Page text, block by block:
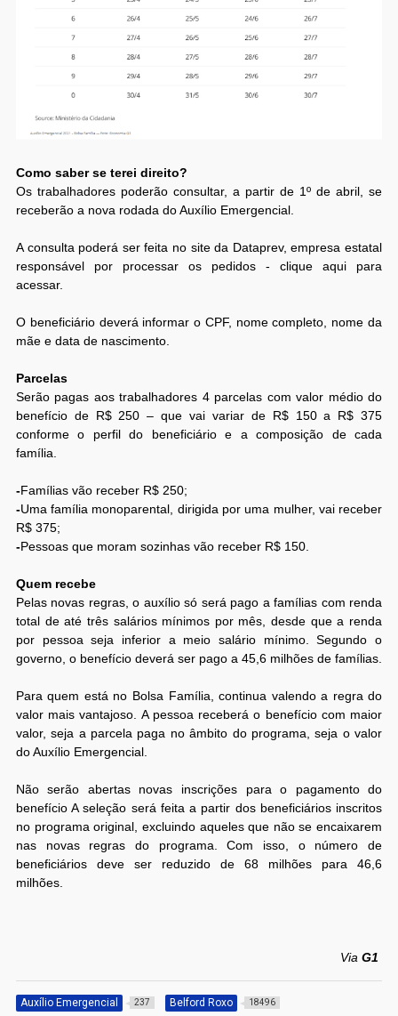
Como saber se terei direito?
Os trabalhadores poderão consultar, a partir de 1º de abril, se
receberão a nova rodada do Auxílio Emergencial.
A consulta poderá ser feita no site da Dataprev, empresa estatal
responsável por processar os pedidos - clique aqui para
acessar.
O beneficiário deverá informar o CPF, nome completo, nome da
mãe e data de nascimento.
Parcelas
Serão pagas aos trabalhadores 4 parcelas com valor médio do
benefício de R$ 250 – que vai variar de R$ 150 a R$ 375
conforme o perfil do beneficiário e a composição de cada
família.
-Famílias vão receber R$ 250;
-Uma família monoparental, dirigida por uma mulher, vai receber
R$ 375;
-Pessoas que moram sozinhas vão receber R$ 150.
Quem recebe
Pelas novas regras, o auxílio só será pago a famílias com renda
total de até três salários mínimos por mês, desde que a renda
por pessoa seja inferior a meio salário mínimo. Segundo o
governo, o benefício deverá ser pago a 45,6 milhões de famílias.
Para quem está no Bolsa Família, continua valendo a regra do
valor mais vantajoso. A pessoa receberá o benefício com maior
valor, seja a parcela paga no âmbito do programa, seja o valor
do Auxílio Emergencial.
Não serão abertas novas inscrições para o pagamento do
benefício A seleção será feita a partir dos beneficiários inscritos
no programa original, excluindo aqueles que não se encaixarem
nas novas regras do programa. Com isso, o número de
beneficiários deve ser reduzido de 68 milhões para 46,6
milhões.
ViaG1
Auxílio Emergencial 237 Belford Roxo 18496